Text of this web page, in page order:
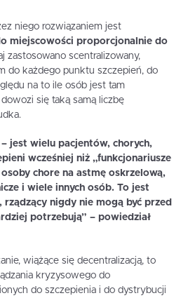
niego rozwiązaniem jest
miejscowości proporcjonalnie do
zastosowano scentralizowany,
do każdego punktu szczepień, do
na to ile osób jest tam
się taką samą liczbę
jest wielu pacjentów, chorych,
wcześniej niż „funkcjonariusze
osoby chore na astmę oskrzelową,
i wiele innych osób. To jest
nigdy nie mogą być przed
potrzebują” – powiedział
wiążące się decentralizacją, to
kryzysowego do
do szczepienia i do dystrybucji